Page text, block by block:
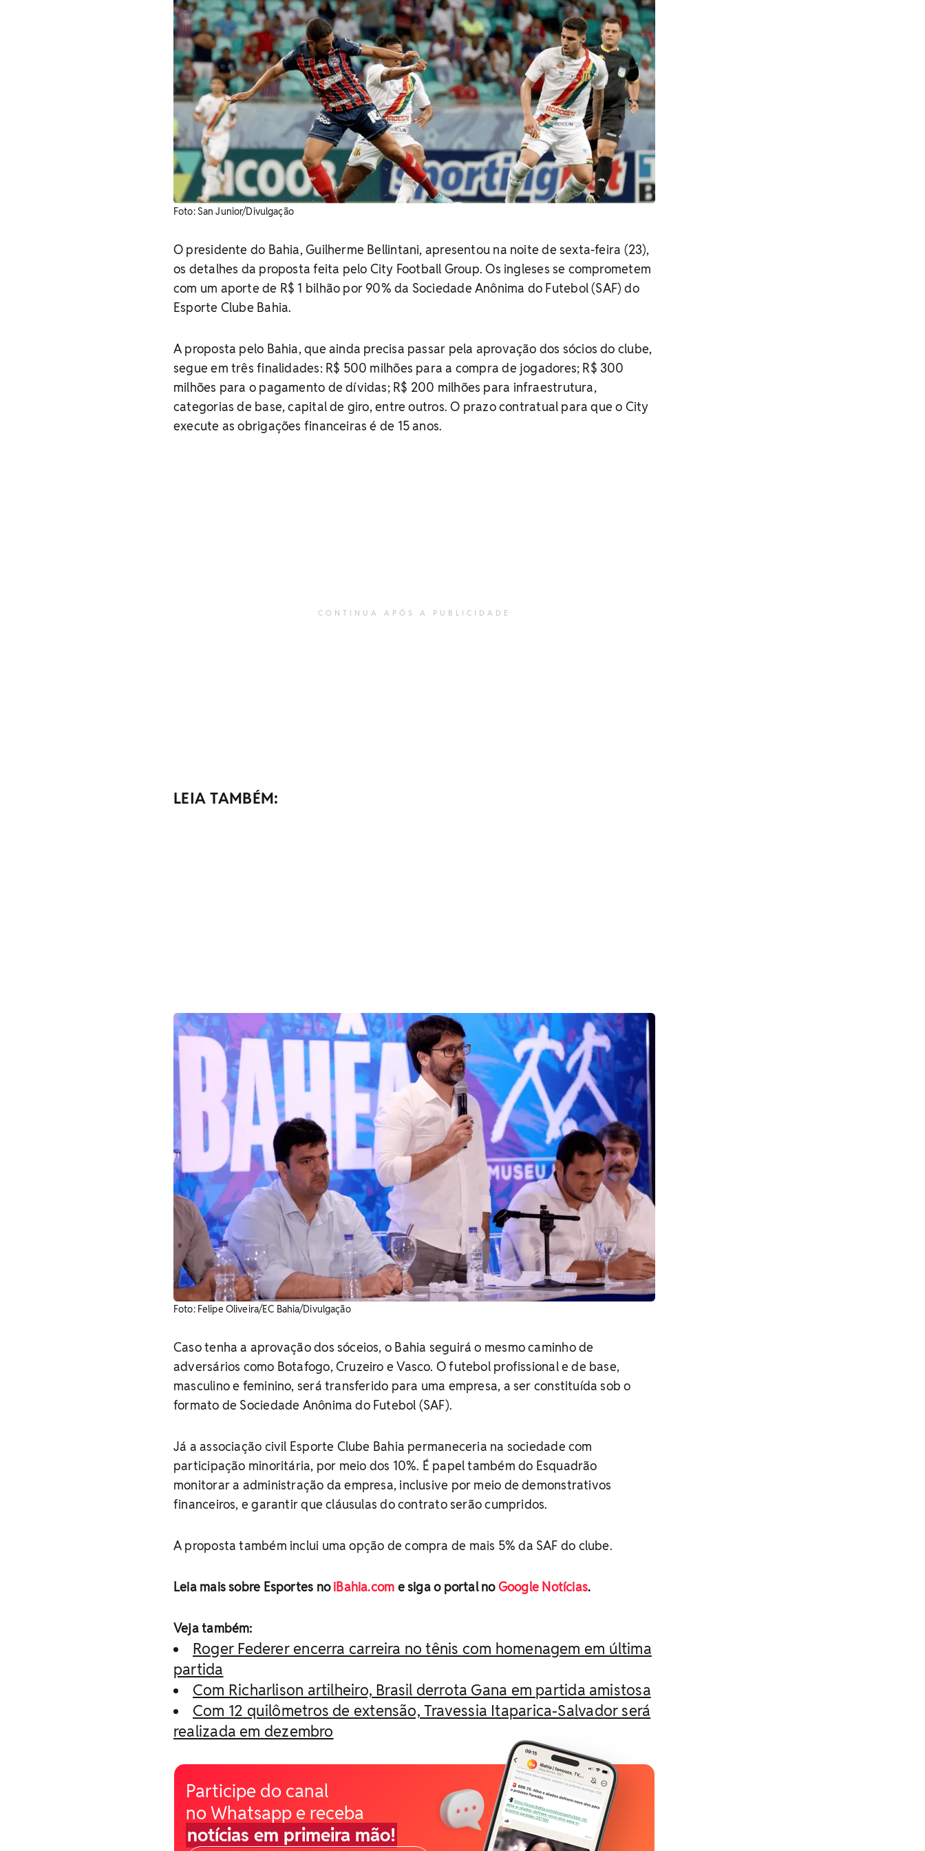
Foto: San Junior/Divulgação
O presidente do Bahia, Guilherme Bellintani, apresentou na noite de sexta-feira (23),
os detalhes da proposta feita pelo City Football Group. Os ingleses se comprometem
com um aporte de R$ 1 bilhão por 90% da Sociedade Anônima do Futebol (SAF) do
Esporte Clube Bahia.
A proposta pelo Bahia, que ainda precisa passar pela aprovação dos sócios do clube,
segue em três finalidades: R$ 500 milhões para a compra de jogadores; R$ 300
milhões para o pagamento de dívidas; R$ 200 milhões para infraestrutura,
categorias de base, capital de giro, entre outros. O prazo contratual para que o City
execute as obrigações financeiras é de 15 anos.
CONTINUA APÓS A PUBLICIDADE
LEIA TAMBÉM:
Foto: Felipe Oliveira/EC Bahia/Divulgação
Caso tenha a aprovação dos sóceios, o Bahia seguirá o mesmo caminho de
adversários como Botafogo, Cruzeiro e Vasco. O futebol profissional e de base,
masculino e feminino, será transferido para uma empresa, a ser constituída sob o
formato de Sociedade Anônima do Futebol (SAF).
Já a associação civil Esporte Clube Bahia permaneceria na sociedade com
participação minoritária, por meio dos 10%. É papel também do Esquadrão
monitorar a administração da empresa, inclusive por meio de demonstrativos
financeiros, e garantir que cláusulas do contrato serão cumpridos.
A proposta também inclui uma opção de compra de mais 5% da SAF do clube.
Leia mais sobre Esportes noiBahia.com e siga o portal noGoogle Notícias.
Veja também:
Roger Federer encerra carreira no tênis com homenagem em última
partida
Com Richarlison artilheiro, Brasil derrota Gana em partida amistosa
Com 12 quilômetros de extensão, Travessia Itaparica-Salvador será
realizada em dezembro
Participe do canal
no Whatsapp e receba
notícias em primeira mão!